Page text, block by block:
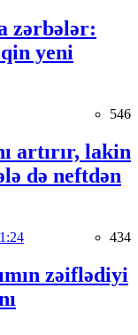
zərbələr:
yeni
546
artırır, lakin
də neftdən
434
zəiflədiyi